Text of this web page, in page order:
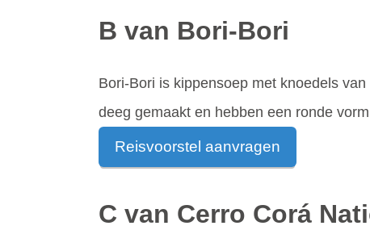
B van Bori-Bori
Bori-Bori is kippensoep met knoedels
deeg gemaakt en hebben een ronde
Reisvoorstel aanvragen
C van Cerro Corá